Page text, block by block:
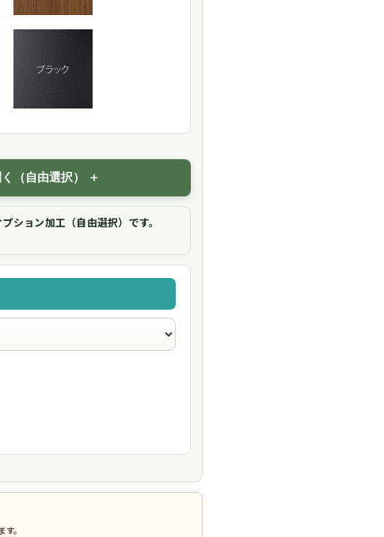
（自由選択）
ション加工（自由選択）です。
。